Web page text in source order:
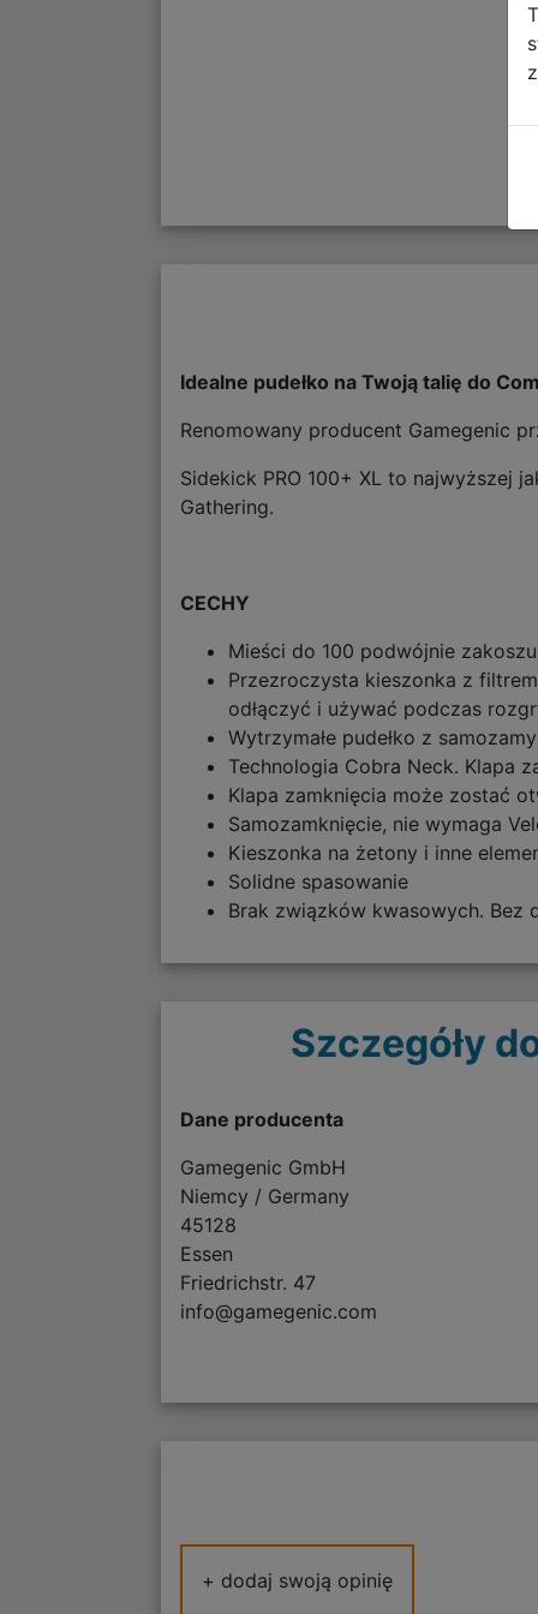
Idealne pudełko na Twoją talię do
Renomowany producent Gamegenic
Sidekick PRO 100+ XL to najwyższej
Gathering.
CECHY
Mieści do 100 podwójnie
Przezroczysta kieszonka z
odłączyć i używać podczas
Wytrzymałe pudełko z
Technologia Cobra Neck. Klapa
Klapa zamknięcia może zostać
Samozamknięcie, nie wymaga
Kieszonka na żetony i inne
Solidne spasowanie
Brak związków kwasowych. Bez
Szczegóły
Dane producenta
Gamegenic GmbH
Niemcy / Germany
45128
Essen
Friedrichstr. 47
info@gamegenic.com
+ dodaj swoją opinię